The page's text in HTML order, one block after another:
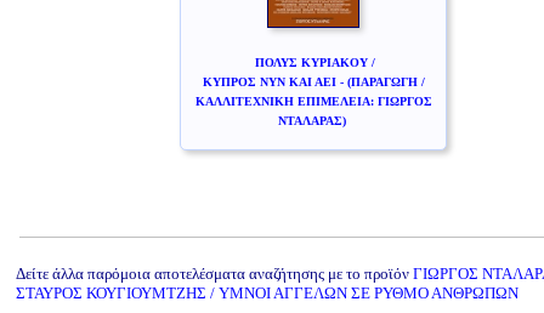
ΠΟΛΥΣ ΚΥΡΙΑΚΟΥ /
ΚΥΠΡΟΣ ΝΥΝ ΚΑΙ ΑΕΙ - (ΠΑΡΑΓΩΓΗ /
ΚΑΛΛΙΤΕΧΝΙΚΗ ΕΠΙΜΕΛΕΙΑ: ΓΙΩΡΓΟΣ
ΝΤΑΛΑΡΑΣ)
Δείτε άλλα παρόμοια αποτελέσματα αναζήτησης με το προϊόν ΓΙΩΡΓΟΣ
ΣΤΑΥΡΟΣ ΚΟΥΓΙΟΥΜΤΖΗΣ / ΥΜΝΟΙ ΑΓΓΕΛΩΝ ΣΕ ΡΥΘΜΟ ΑΝΘΡΩΠΩΝ